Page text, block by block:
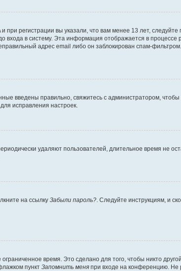
регистрации вы указали, что вам менее 13 лет,
в систему. Эта информация отображается в процессе
адрес email либо он заблокирован спам-
введены правильно, свяжитесь с администратором,
исправления настроек.
удаляют пользователей, длительное время не
на ссылку Забыли пароль?. Следуйте инструкциям, и
время. Это сделано для того, чтобы никто
пункт Запомнить меня при входе на конференцию. Не